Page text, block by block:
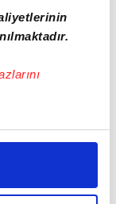
özel
yaparken
sunmak
olduğu bir
de çok
gelmem